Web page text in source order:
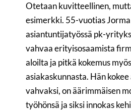
Otetaan kuvitteellinen,
esimerkki. 55-vuotias
asiantuntijatyössä pk-
vahvaa erityisosaamista
aloilta ja pitkä kokemus
asiakaskunnasta. Hän
vahvaksi, on äärimmäisen
työhönsä ja siksi innokas